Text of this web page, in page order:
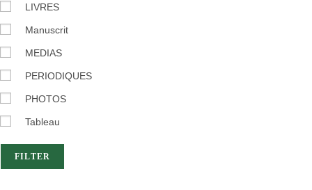
LIVRES
Manuscrit
MEDIAS
PERIODIQUES
PHOTOS
Tableau
FILTER